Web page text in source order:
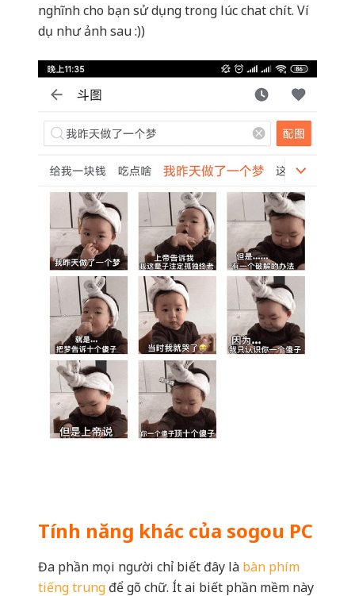
Tính năng khác của sogou PC
hỗ trợ học tập cũng như công việc nữa đấy.
Dưới đây hoctiengtrungtudau.com chỉ điểm
qua các tính năng trên máy tính. Còn trên điện
thoại cũng có tương tự, bạn tự tìm hiểu thêm